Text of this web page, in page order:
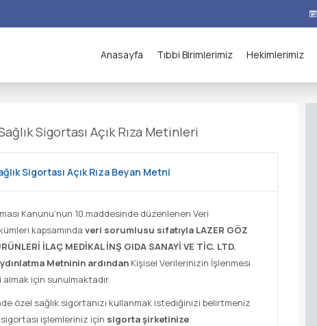
Anasayfa Tıbbi Birimlerimiz Hekimlerimiz
Sigortası Açık Rıza Metinleri
Sigortası Açık Rıza Beyan Metni
Kanunu’nun 10.maddesinde düzenlenen Veri
kapsamında veri sorumlusu sıfatıyla LAZER GÖZ
İLAÇ MEDİKAL İNŞ GIDA SANAYİ VE TİC. LTD.
Metninin ardından Kişisel Verilerinizin İşlenmesi
almak için sunulmaktadır.
özel sağlık sigortanızı kullanmak istediğinizi belirtmeniz
işlemleriniz için sigorta şirketinize